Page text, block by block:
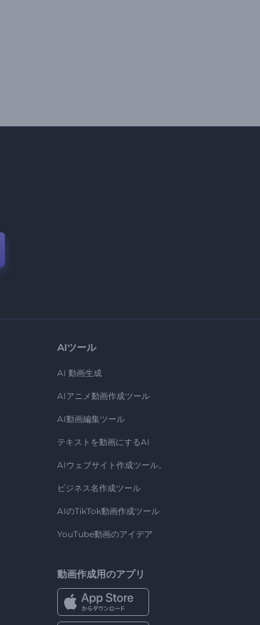
AIツール
AI 動画生成
AIアニメ動画作成ツール
AI動画編集ツール
テキストを動画にするAI
AIウェブサイト作成ツール。
ビジネス名作成ツール
AIのTikTok動画作成ツール
YouTube動画のアイデア
動画作成用のアプリ